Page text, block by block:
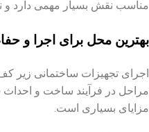
مناسب نقش بسیار مهمی دارد و
بهترین محل برای اجرا و
اجرای تجهیزات ساختمانی زیر
مراحل در فرآیند ساخت و
مزایای بسیاری است.